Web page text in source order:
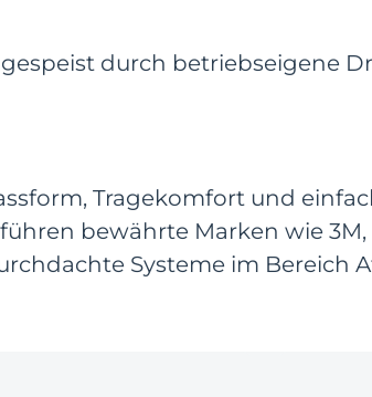
durch betriebseigene
Tragekomfort und
bewährte Marken wie 3M,
Systeme im Bereich